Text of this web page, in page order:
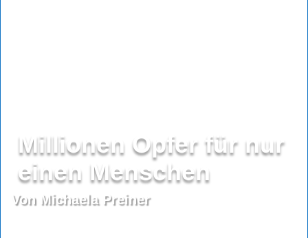
Millionen Opfer für nur
einen Menschen
Von Michaela Preiner